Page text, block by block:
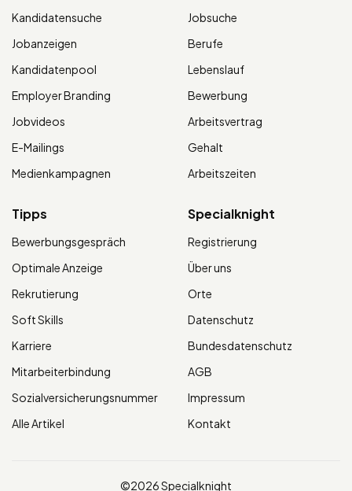
Kandidatensuche
Jobanzeigen
Kandidatenpool
Employer Branding
Jobvideos
E-Mailings
Medienkampagnen
Jobsuche
Berufe
Lebenslauf
Bewerbung
Arbeitsvertrag
Gehalt
Arbeitszeiten
Tipps
Bewerbungsgespräch
Optimale Anzeige
Rekrutierung
Soft Skills
Karriere
Mitarbeiterbindung
Sozialversicherungsnummer
Alle Artikel
Specialknight
Registrierung
Über uns
Orte
Datenschutz
Bundesdatenschutz
AGB
Impressum
Kontakt
©2026 Specialknight